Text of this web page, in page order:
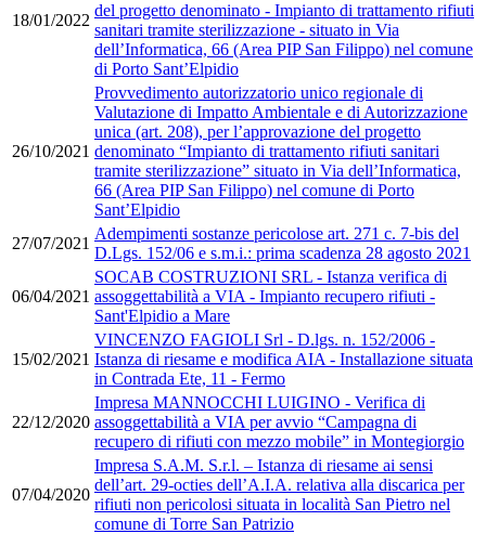
18/01/2022
del progetto denominato - Impianto di trattamento rifiuti
sanitari tramite sterilizzazione - situato in Via
dell’Informatica, 66 (Area PIP San Filippo) nel comune
di Porto Sant’Elpidio
26/10/2021
Provvedimento autorizzatorio unico regionale di
Valutazione di Impatto Ambientale e di Autorizzazione
unica (art. 208), per l’approvazione del progetto
denominato “Impianto di trattamento rifiuti sanitari
tramite sterilizzazione” situato in Via dell’Informatica,
66 (Area PIP San Filippo) nel comune di Porto
Sant’Elpidio
27/07/2021
Adempimenti sostanze pericolose art. 271 c. 7-bis del
D.Lgs. 152/06 e s.m.i.: prima scadenza 28 agosto 2021
06/04/2021
SOCAB COSTRUZIONI SRL - Istanza verifica di
assoggettabilità a VIA - Impianto recupero rifiuti -
Sant'Elpidio a Mare
15/02/2021
VINCENZO FAGIOLI Srl - D.lgs. n. 152/2006 -
Istanza di riesame e modifica AIA - Installazione situata
in Contrada Ete, 11 - Fermo
22/12/2020
Impresa MANNOCCHI LUIGINO - Verifica di
assoggettabilità a VIA per avvio “Campagna di
recupero di rifiuti con mezzo mobile” in Montegiorgio
07/04/2020
Impresa S.A.M. S.r.l. – Istanza di riesame ai sensi
dell’art. 29-octies dell’A.I.A. relativa alla discarica per
rifiuti non pericolosi situata in località San Pietro nel
comune di Torre San Patrizio